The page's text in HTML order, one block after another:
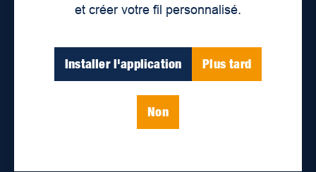
et créer votre fil personnalisé.
Installer l'application Plus tard
Non